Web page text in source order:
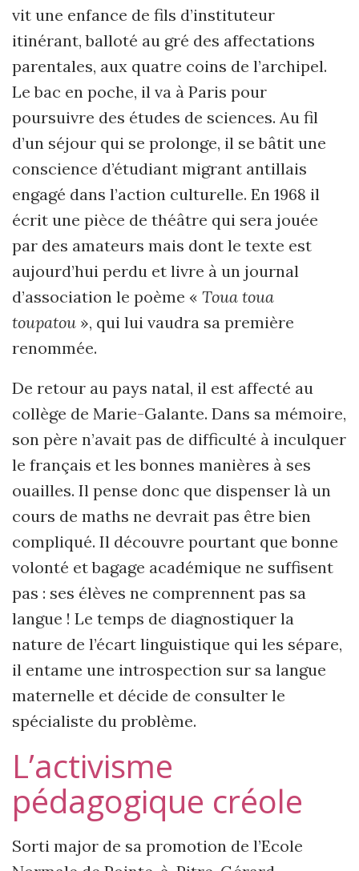
vit une enfance de fils d’instituteur
itinérant, balloté au gré des affectations
parentales, aux quatre coins de l’archipel.
Le bac en poche, il va à Paris pour
poursuivre des études de sciences. Au fil
d’un séjour qui se prolonge, il se bâtit une
conscience d’étudiant migrant antillais
engagé dans l’action culturelle. En 1968 il
écrit une pièce de théâtre qui sera jouée
par des amateurs mais dont le texte est
aujourd’hui perdu et livre à un journal
d’association le poème « Toua toua
toupatou », qui lui vaudra sa première
renommée.
De retour au pays natal, il est affecté au
collège de Marie-Galante. Dans sa mémoire,
son père n’avait pas de difficulté à inculquer
le français et les bonnes manières à ses
ouailles. Il pense donc que dispenser là un
cours de maths ne devrait pas être bien
compliqué. Il découvre pourtant que bonne
volonté et bagage académique ne suffisent
pas : ses élèves ne comprennent pas sa
langue ! Le temps de diagnostiquer la
nature de l’écart linguistique qui les sépare,
il entame une introspection sur sa langue
maternelle et décide de consulter le
spécialiste du problème.
L’activisme
pédagogique créole
Sorti major de sa promotion de l’Ecole